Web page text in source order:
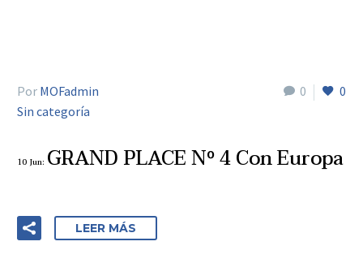
0 0
Por MOFadmin
Sin categoría
10 Jun: GRAND PLACE Nº 4 Con Europa
LEER MÁS